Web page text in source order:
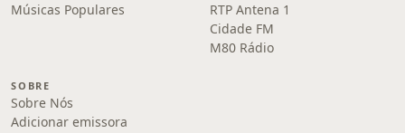
Músicas Populares
RTP Antena 1
Cidade FM
M80 Rádio
SOBRE
Sobre Nós
Adicionar emissora